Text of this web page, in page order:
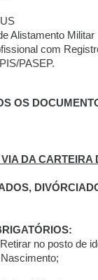
Alistamento Militar
com
PASEP.
OS
DA CARTEIRA
no posto de